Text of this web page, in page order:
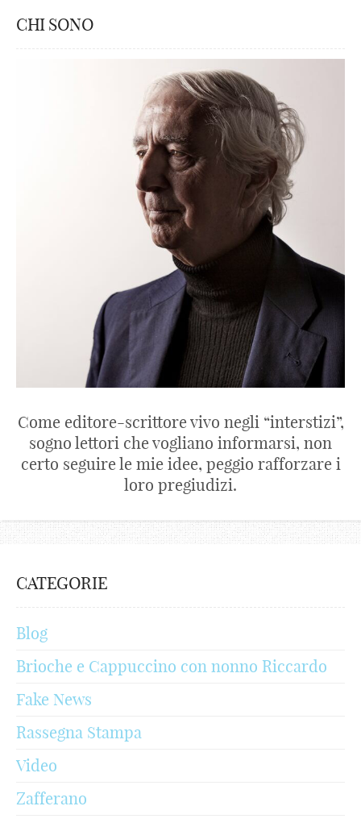
CHI SONO
Come editore-scrittore vivo negli “interstizi”,
sogno lettori che vogliano informarsi, non
certo seguire le mie idee, peggio rafforzare i
loro pregiudizi.
CATEGORIE
Blog
Brioche e Cappuccino con nonno Riccardo
Fake News
Rassegna Stampa
Video
Zafferano